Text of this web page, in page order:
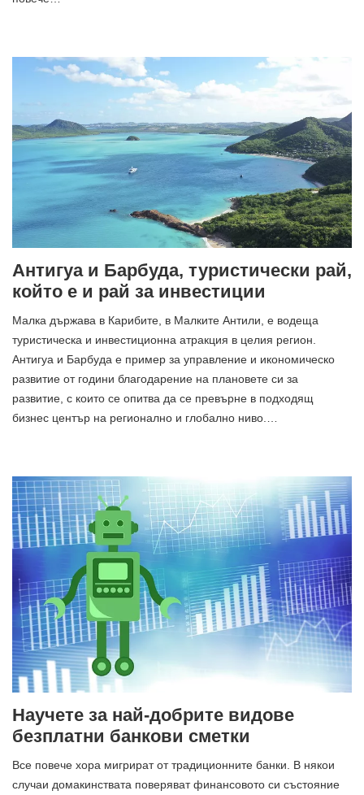
Антигуа и Барбуда, туристически рай,
който е и рай за инвестиции
Малка държава в Карибите, в Малките Антили, е водеща
туристическа и инвестиционна атракция в целия регион.
Антигуа и Барбуда е пример за управление и икономическо
развитие от години благодарение на плановете си за
развитие, с които се опитва да се превърне в подходящ
бизнес център на регионално и глобално ниво.…
Научете за най-добрите видове
безплатни банкови сметки
Все повече хора мигрират от традиционните банки. В някои
случаи домакинствата поверяват финансовото си състояние